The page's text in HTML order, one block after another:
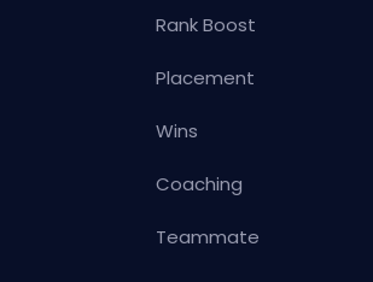
Rank Boost
Placement
Wins
Coaching
Teammate